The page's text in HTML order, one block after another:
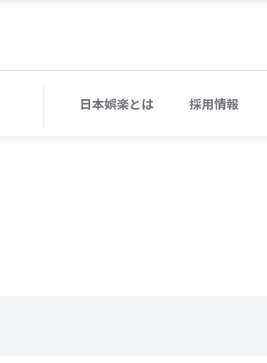
日本娯楽とは 採用情報